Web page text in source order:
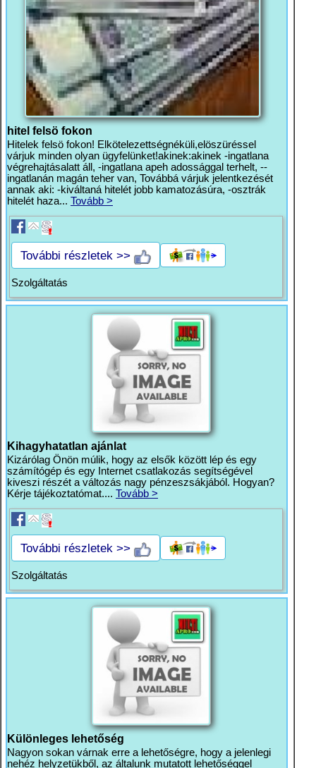
hitel felsö fokon
Hitelek felsö fokon! Elkötelezettségnéküli,elöszüréssel
várjuk minden olyan ügyfelünket!akinek:akinek -ingatlana
végrehajtásalatt áll, -ingatlana apeh adossággal terhelt, --
ingatlanán magán teher van, Továbbá várjuk jelentkezését
annak aki: -kiváltaná hitelét jobb kamatozásúra, -osztrák
hitelét haza... Tovább >
További részletek >>
Szolgáltatás
Kihagyhatatlan ajánlat
Kizárólag Önön múlik, hogy az elsők között lép és egy
számítógép és egy Internet csatlakozás segítségével
kiveszi részét a változás nagy pénzeszsákjából. Hogyan?
Kérje tájékoztatómat.... Tovább >
További részletek >>
Szolgáltatás
Különleges lehetőség
Nagyon sokan várnak erre a lehetőségre, hogy a jelenlegi
nehéz helyzetükből, az általunk mutatott lehetőséggel